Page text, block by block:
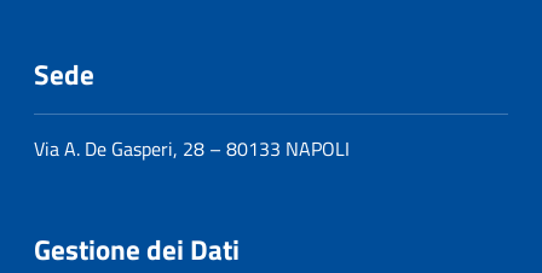
Sede
Via A. De Gasperi, 28 – 80133 NAPOLI
Gestione dei Dati